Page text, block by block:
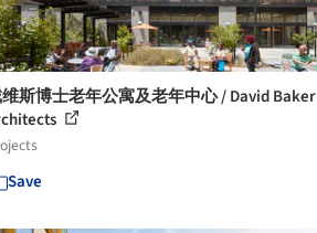
斯博士老年公寓及老年中心 / David Baker
Save